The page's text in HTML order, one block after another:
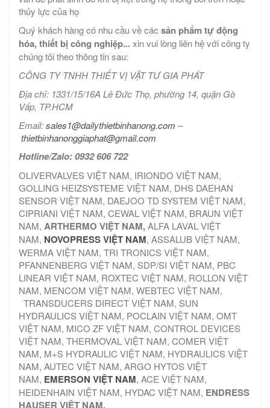
thủy lực của họ
Quý khách hàng có nhu cầu về các sản phẩm tự động
hóa, thiết bị công nghiệp...xin vui lòng liên hệ với công ty
chúng tôi theo thông tin sau:
CÔNG TY TNHH THIẾT VỊ VẬT TƯ GIA PHÁT
Địa chỉ: 1331/15/16A Lê Đức Thọ, phường 14, quận Gò
Vấp, TP.HCM
Email:sales1@dailythietbinhanong.com –
thietbinhanonggiaphat@gmail.com
Hotline/Zalo: 0932 606 722
OLIVERVALVES VIỆT NAM, IRIONDO VIỆT NAM,
GOLLING HEIZSYSTEME VIỆT NAM, DHS DAEHAN
SENSOR VIỆT NAM, DAEJOO TD SYSTEM VIỆT NAM,
CIPRIANI VIỆT NAM, CEWAL VIỆT NAM, BRAUN VIỆT
NAM, ARTHERMO VIỆT NAM,ALFA LAVAL VIỆT
NAM, NOVOPRESS VIỆT NAM, ASSALUB VIỆT NAM,
WERMA VIỆT NAM, TRI TRONICS VIỆT NAM,
PFANNENBERG VIỆT NAM, SDP/SI VIỆT NAM, PBC
LINEAR VIỆT NAM, ROXTEC VIỆT NAM, ROLLON VIỆT
NAM, MENCOM VIỆT NAM, WEBTEC VIỆT NAM,
TRANSDUCERS DIRECT VIỆT NAM, SUN
HYDRAULICS VIỆT NAM, POCLAIN VIỆT NAM, OMT
VIỆT NAM, MICO ZF VIỆT NAM, CONTROL DEVICES
VIỆT NAM, THERMOVAL VIỆT NAM, COMER VIỆT
NAM, M+S HYDRAULIC VIỆT NAM, HYDRAULICS VIỆT
NAM, AUTEC VIỆT NAM, ARGO HYTOS VIỆT
NAM, EMERSON VIỆT NAM, ACE VIỆT NAM,
HEIDENHAIN VIỆT NAM, HYDAC VIỆT NAM, ENDRESS
HAUSER VIỆT NAM.